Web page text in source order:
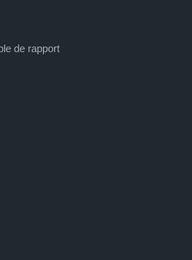
d'achat immobilier
immobiliers neufs dans la
neuf ou d’un nouveau programme
de rapport